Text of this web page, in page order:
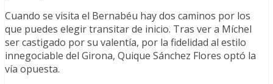
Cuando se visita el Bernabéu hay dos caminos por los
que puedes elegir transitar de inicio. Tras ver a Míchel
ser castigado por su valentía, por la fidelidad al estilo
innegociable del Girona, Quique Sánchez Flores optó la
vía opuesta.